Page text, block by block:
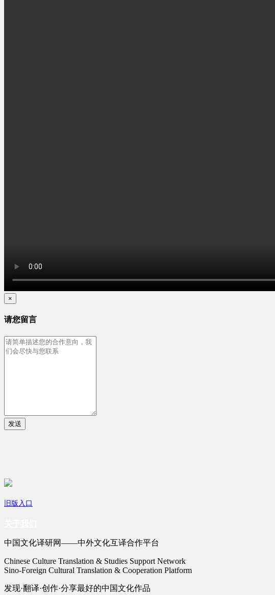
×
请您留言
发送
旧版入口
中国文化译研网——中外文化互译合作平台
Chinese Culture Translation & Studies Support Network
Sino-Foreign Cultural Translation & Cooperation Platform
发现·翻译·创作·分享最好的中国文化作品